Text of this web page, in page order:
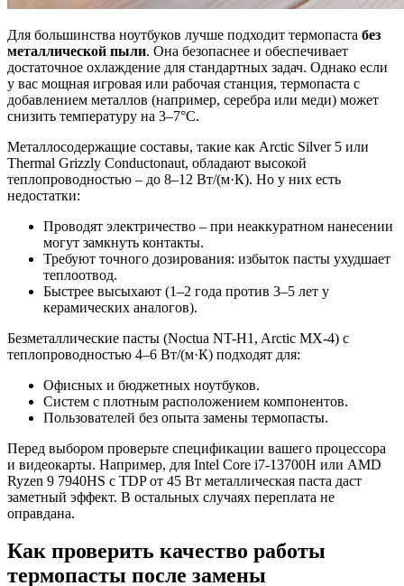
Для большинства ноутбуков лучше подходит термопаста без
металлической пыли. Она безопаснее и обеспечивает
достаточное охлаждение для стандартных задач. Однако если
у вас мощная игровая или рабочая станция, термопаста с
добавлением металлов (например, серебра или меди) может
снизить температуру на 3–7°C.
Металлосодержащие составы, такие как Arctic Silver 5 или
Thermal Grizzly Conductonaut, обладают высокой
теплопроводностью – до 8–12 Вт/(м·К). Но у них есть
недостатки:
Проводят электричество – при неаккуратном нанесении
могут замкнуть контакты.
Требуют точного дозирования: избыток пасты ухудшает
теплоотвод.
Быстрее высыхают (1–2 года против 3–5 лет у
керамических аналогов).
Безметаллические пасты (Noctua NT-H1, Arctic MX-4) с
теплопроводностью 4–6 Вт/(м·К) подходят для:
Офисных и бюджетных ноутбуков.
Систем с плотным расположением компонентов.
Пользователей без опыта замены термопасты.
Перед выбором проверьте спецификации вашего процессора
и видеокарты. Например, для Intel Core i7-13700H или AMD
Ryzen 9 7940HS с TDP от 45 Вт металлическая паста даст
заметный эффект. В остальных случаях переплата не
оправдана.
Как проверить качество работы
термопасты после замены